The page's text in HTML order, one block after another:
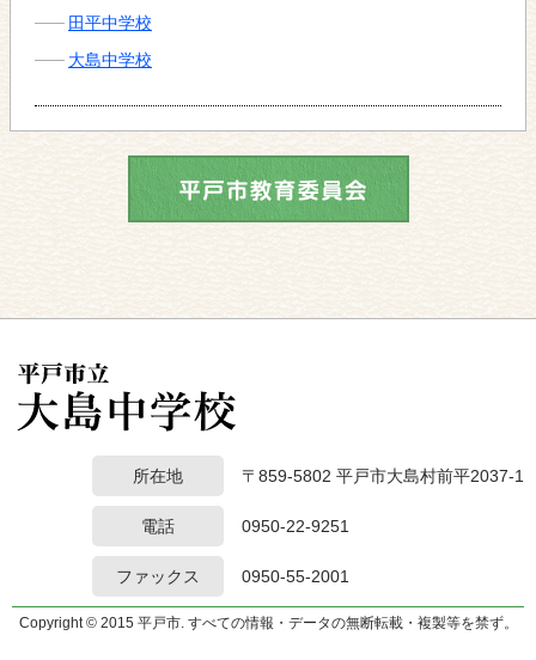
田平中学校
大島中学校
所在地 〒859-5802 平戸市大島村前平2037-1
電話 0950-22-9251
ファックス 0950-55-2001
Copyright © 2015 平戸市. すべての情報・データの無断転載・複製等を禁ず。